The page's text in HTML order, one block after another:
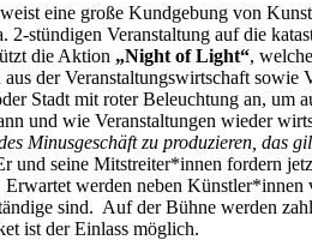
eine große Kundgebung von
stündigen Veranstaltung auf die
die Aktion „Night of Light“,
der Veranstaltungswirtschaft
Stadt mit roter Beleuchtung an, um
und wie Veranstaltungen wieder
Minusgeschäft zu produzieren, das
seine Mitstreiter*innen fordern
werden neben
sind. Auf der Bühne werden
ist der Einlass möglich.